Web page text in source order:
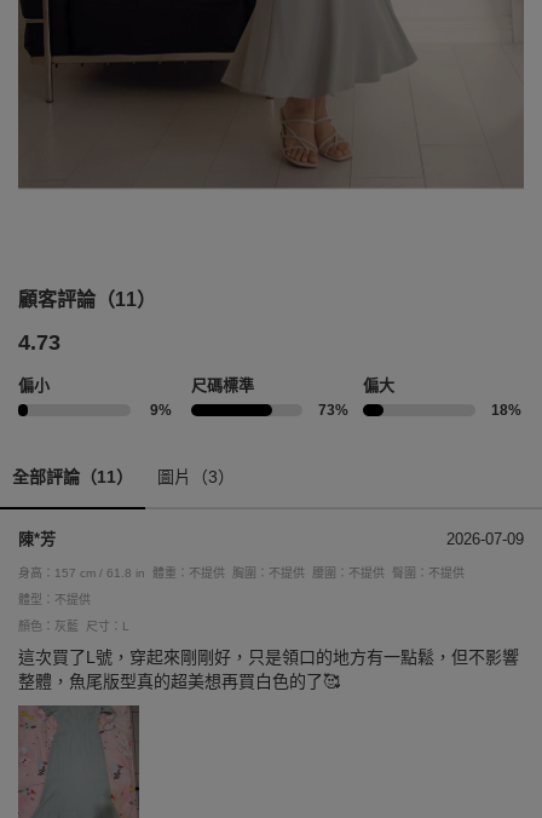
顧客評論（11）
4.73
偏小
9%
尺碼標準
73%
偏大
18%
全部評論（11） 圖片（3）
陳*芳 2026-07-09
身高：157 cm / 61.8 in 體重：不提供 胸圍：不提供 腰圍：不提供
臀圍：不提供
體型：不提供
顏色：灰藍
尺寸：L
這次買了L號，穿起來剛剛好，只是領口的地方有一點鬆，但不影響
整體，魚尾版型真的超美想再買白色的了🥰